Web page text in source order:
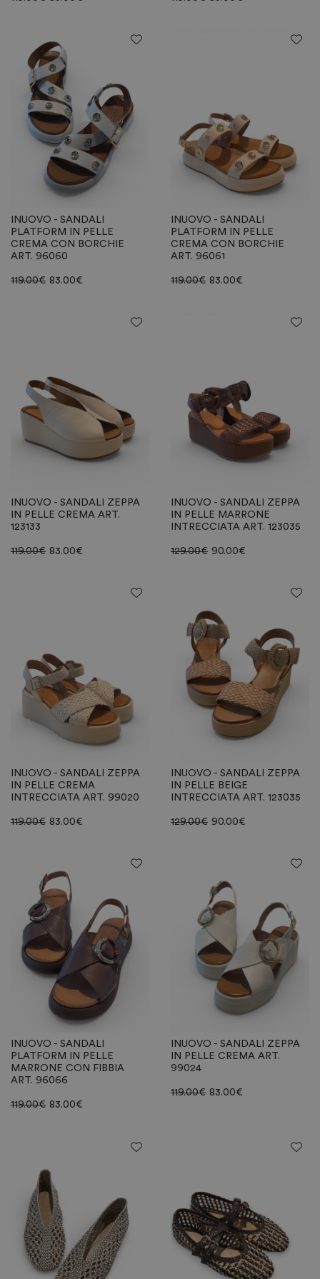
INUOVO - SANDALI
PLATFORM IN PELLE
CREMA CON BORCHIE
ART. 96060
119.00€ 83.00€
INUOVO - SANDALI
PLATFORM IN PELLE
CREMA CON BORCHIE
ART. 96061
119.00€ 83.00€
INUOVO - SANDALI ZEPPA
IN PELLE CREMA ART.
123133
119.00€ 83.00€
INUOVO - SANDALI ZEPPA
IN PELLE MARRONE
INTRECCIATA ART. 123035
129.00€ 90.00€
INUOVO - SANDALI ZEPPA
IN PELLE CREMA
INTRECCIATA ART. 99020
119.00€ 83.00€
INUOVO - SANDALI ZEPPA
IN PELLE BEIGE
INTRECCIATA ART. 123035
129.00€ 90.00€
INUOVO - SANDALI
PLATFORM IN PELLE
MARRONE CON FIBBIA
ART. 96066
119.00€ 83.00€
INUOVO - SANDALI ZEPPA
IN PELLE CREMA ART.
99024
119.00€ 83.00€